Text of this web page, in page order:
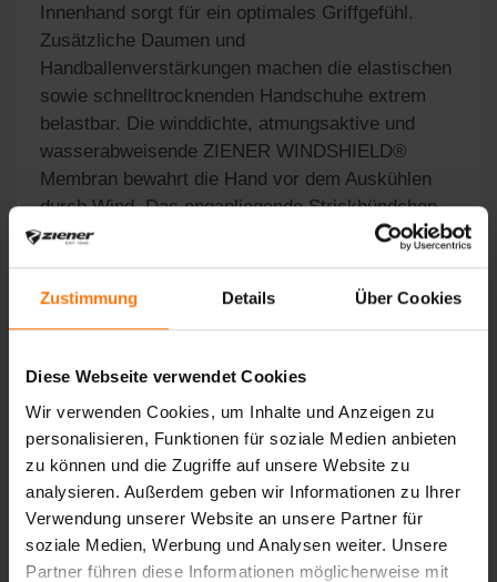
Zustimmung Details Über Cookies
Diese Webseite verwendet Cookies
Wir verwenden Cookies, um Inhalte und Anzeigen zu
personalisieren, Funktionen für soziale Medien anbieten
zu können und die Zugriffe auf unsere Website zu
analysieren. Außerdem geben wir Informationen zu Ihrer
Verwendung unserer Website an unsere Partner für
soziale Medien, Werbung und Analysen weiter. Unsere
Partner führen diese Informationen möglicherweise mit
Innenhand sorgt für ein optimales Griffgefühl.
Zusätzliche Daumen und
Handballenverstärkungen machen die elastischen
sowie schnelltrocknenden Handschuhe extrem
belastbar. Die winddichte, atmungsaktive und
wasserabweisende ZIENER WINDSHIELD®
Membran bewahrt die Hand vor dem Auskühlen
durch Wind. Das enganliegende Strickbündchen
sorgt für den perfekten Sitz und passt unter jede
warmer Langlauffäustling für besonders kalte
DAS KÖNNTE SIE AUCH INTERESSIEREN